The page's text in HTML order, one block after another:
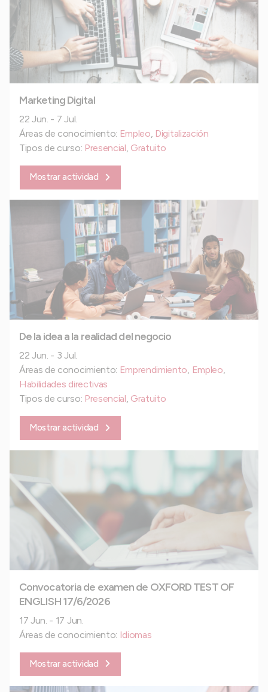
Marketing Digital
22 Jun. - 7 Jul.
Áreas de conocimiento: Empleo, Digitalización
Tipos de curso: Presencial, Gratuito
Mostrar actividad
De la idea a la realidad del negocio
22 Jun. - 3 Jul.
Áreas de conocimiento: Emprendimiento Empleo
Habilidades directivas
Tipos de curso: Presencial Gratuito
Mostrar actividad
Convocatoria de examen de OXFORD TEST OF
ENGLISH 17/6/2026
17 Jun. - 17 Jun.
Áreas de conocimiento: Idiomas
Mostrar actividad